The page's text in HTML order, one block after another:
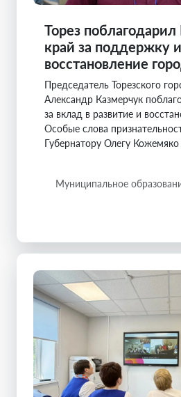
Торез
край за поддержку и
восстановление
Председатель Торезского
Александр Казмерчук
за вклад в развитие и
Особые слова
Губернатору Олегу Кожемяко
Муниципальное